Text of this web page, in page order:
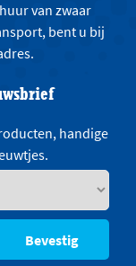
van zwaar
bent u bij
handige
Bevestig